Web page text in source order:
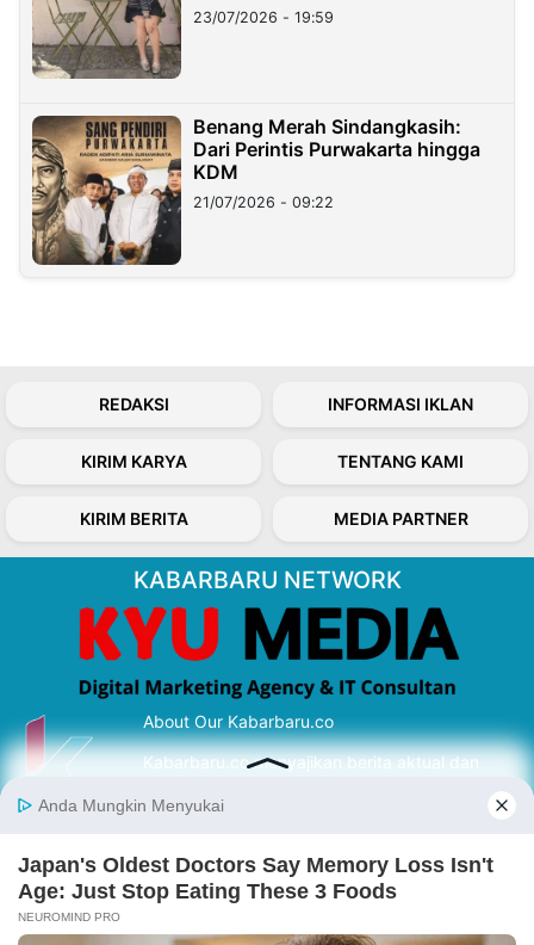
23/07/2026 - 19:59
Benang Merah Sindangkasih:
Dari Perintis Purwakarta hingga
KDM
21/07/2026 - 09:22
REDAKSI INFORMASI IKLAN
KIRIM KARYA TENTANG KAMI
KIRIM BERITA MEDIA PARTNER
KABARBARU NETWORK
About Our Kabarbaru.co
Kabarbaru.co menyajikan berita aktual dan
serta terverifikasi dari sumber yang tepat.
Follow Kabarbaru